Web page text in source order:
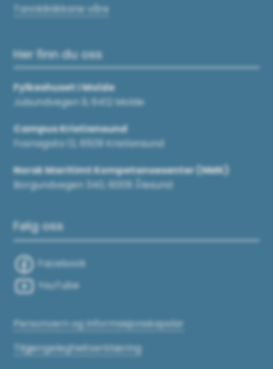
Tannklinikkane våre
Her finn du oss
Fylkeshuset i Molde
Julsundvegen 9, 6412 Molde
Campus Kristiansund
Fosnagata 12, 6509 Kristiansund
Norsk Maritimt Kompetansesenter (NMK)
Borgundvegen 340, 6009 Ålesund
Følg oss
Facebook
YouTube
Personvern og Informasjonskapslar
Tilgjengelegheitserklæring